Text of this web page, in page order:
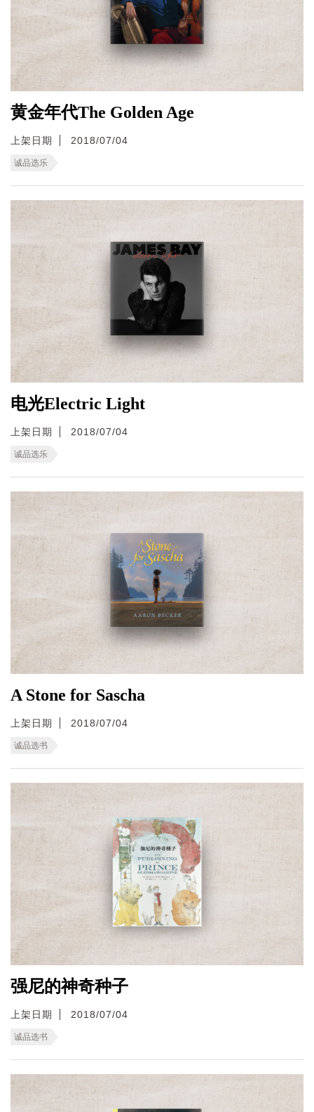
黄金年代The Golden Age
上架日期 2018/07/04
诚品选乐
电光Electric Light
上架日期 2018/07/04
诚品选乐
A Stone for Sascha
上架日期 2018/07/04
诚品选书
强尼的神奇种子
上架日期 2018/07/04
诚品选书